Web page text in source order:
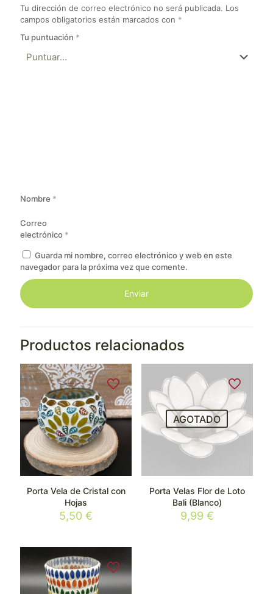
Tu dirección de correo electrónico no será publicada. Los
campos obligatorios están marcados con *
Tu puntuación *
Nombre *
Correo
electrónico *
Guarda mi nombre, correo electrónico y web en este
navegador para la próxima vez que comente.
Productos relacionados
Porta Vela de Cristal con
Hojas
5,50€
AGOTADO
Porta Velas Flor de Loto
Bali (Blanco)
9,99 €